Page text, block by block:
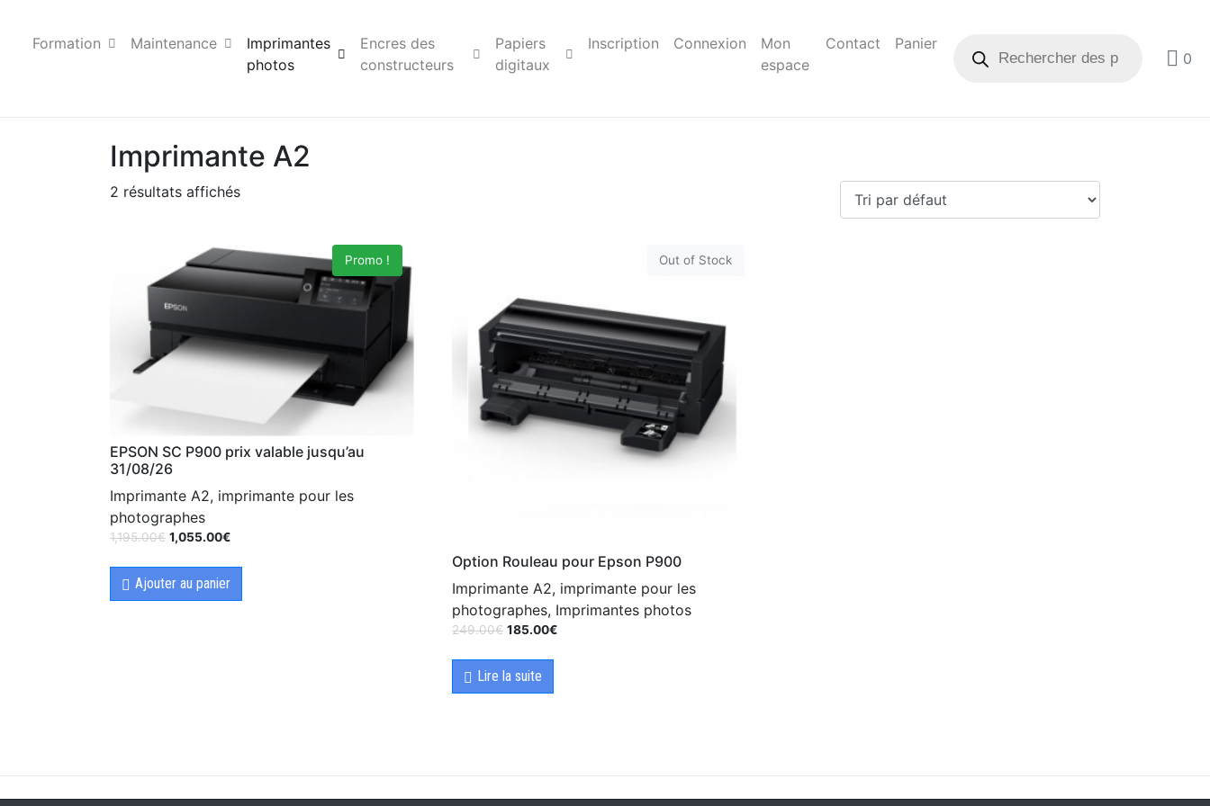
Formation Maintenance
Imprimantes
photos
Encres des
constructeurs
Papiers
digitaux
Inscription Connexion
Mon
espace
Contact
Panier
0
Imprimante A2
2 résultats affichés
Promo !
EPSON SC P900 prix valable jusqu’au
31/08/26
Imprimante A2, imprimante pour les
photographes
1,195.00€ 1,055.00€
Ajouter au panier
Out of Stock
Option Rouleau pour Epson P900
Imprimante A2, imprimante pour les
photographes, Imprimantes photos
249.00€ 185.00€
Lire la suite